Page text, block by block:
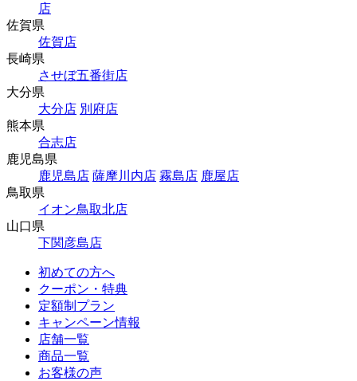
店
佐賀県
佐賀店
長崎県
させぼ五番街店
大分県
大分店 別府店
熊本県
合志店
鹿児島県
鹿児島店 薩摩川内店 霧島店 鹿屋店
鳥取県
イオン鳥取北店
山口県
下関彦島店
初めての方へ
クーポン・特典
定額制プラン
キャンペーン情報
店舗一覧
商品一覧
お客様の声